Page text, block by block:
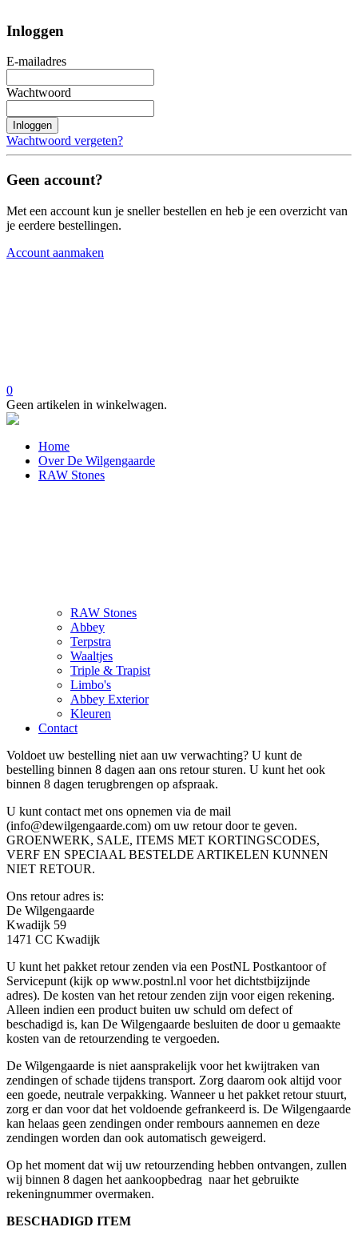
Inloggen
E-mailadres
Wachtwoord
Inloggen
Wachtwoord vergeten?
Geen account?
Met een account kun je sneller bestellen en heb je een overzicht van
je eerdere bestellingen.
Account aanmaken
0
Geen artikelen in winkelwagen.
Home
Over De Wilgengaarde
RAW Stones
RAW Stones
Abbey
Terpstra
Waaltjes
Triple & Trapist
Limbo's
Abbey Exterior
Kleuren
Contact
Voldoet uw bestelling niet aan uw verwachting? U kunt de
bestelling binnen 8 dagen aan ons retour sturen. U kunt het ook
binnen 8 dagen terugbrengen op afspraak.
U kunt contact met ons opnemen via de mail
(info@dewilgengaarde.com) om uw retour door te geven.
GROENWERK, SALE, ITEMS MET KORTINGSCODES,
VERF EN SPECIAAL BESTELDE ARTIKELEN KUNNEN
NIET RETOUR.
Ons retour adres is:
De Wilgengaarde
Kwadijk 59
1471 CC Kwadijk
U kunt het pakket retour zenden via een PostNL Postkantoor of
Servicepunt (kijk op www.postnl.nl voor het dichtstbijzijnde
adres). De kosten van het retour zenden zijn voor eigen rekening.
Alleen indien een product buiten uw schuld om defect of
beschadigd is, kan De Wilgengaarde besluiten de door u gemaakte
kosten van de retourzending te vergoeden.
De Wilgengaarde is niet aansprakelijk voor het kwijtraken van
zendingen of schade tijdens transport. Zorg daarom ook altijd voor
een goede, neutrale verpakking. Wanneer u het pakket retour stuurt,
zorg er dan voor dat het voldoende gefrankeerd is. De Wilgengaarde
kan helaas geen zendingen onder rembours aannemen en deze
zendingen worden dan ook automatisch geweigerd.
Op het moment dat wij uw retourzending hebben ontvangen, zullen
wij binnen 8 dagen het aankoopbedrag naar het gebruikte
rekeningnummer overmaken.
BESCHADIGD ITEM